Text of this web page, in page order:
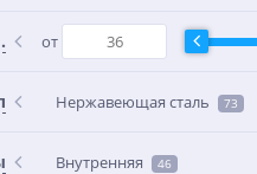
от
Нержавеющая сталь 73
Внутренняя 46